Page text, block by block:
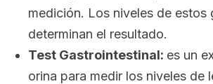
medición. Los niveles de estos
determinan el resultado.
Test Gastrointestinal: es un
orina para medir los niveles de